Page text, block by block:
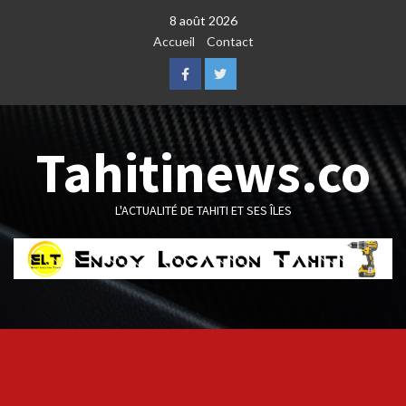
8 août 2026
Accueil
Contact
FacebookTwitter
Tahitinews.co
L'ACTUALITÉ DE TAHITI ET SES ÎLES